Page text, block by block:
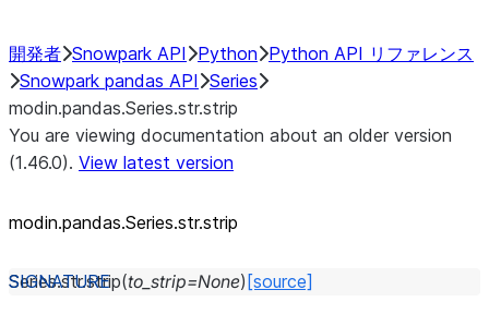
開発者 Snowpark API Python Python API リファレンス
Snowpark pandas API Series
modin.pandas.Series.str.strip
You are viewing documentation about an older version
(1.46.0). View latest version
modin.pandas.Series.str.strip
Series.str.strip(to_strip=None) [source]